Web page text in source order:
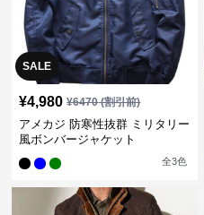
SALE
¥4,980 ¥6470(割引前)
アメカジ 防寒性抜群 ミリタリー
風ボンバージャケット
全3色